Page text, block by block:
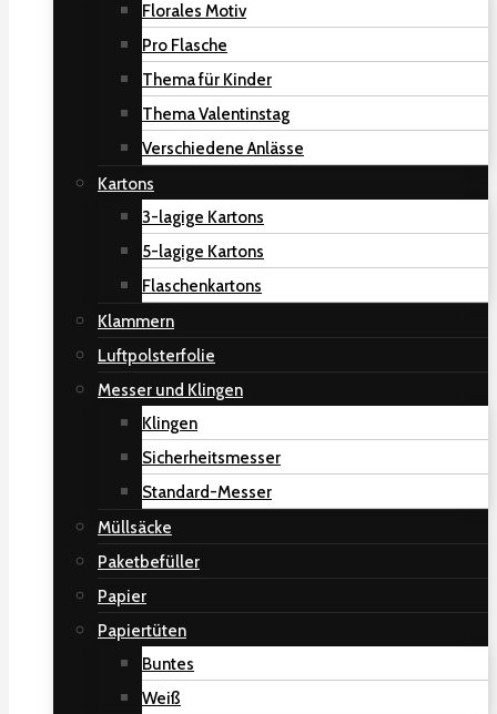
Florales Motiv
Pro Flasche
Thema für Kinder
Thema Valentinstag
Verschiedene Anlässe
Kartons
3-lagige Kartons
5-lagige Kartons
Flaschenkartons
Klammern
Luftpolsterfolie
Messer und Klingen
Klingen
Sicherheitsmesser
Standard-Messer
Müllsäcke
Paketbefüller
Papier
Papiertüten
Buntes
Weiß